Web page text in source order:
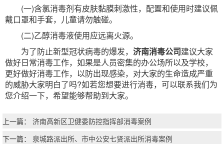
(一)含氯消毒剂有皮肤黏膜刺激性，配置和使用时建议佩
戴口罩和手套，儿童请勿触碰。
(二)乙醇消毒液使用应远离火源。
为了防止新型冠状病毒的爆发， 济南消毒公司建议大家
做好日常消毒工作，如果是人员密集的办公场所以及学校，
更好做好消毒工作，以防出现感染，对大家的生命造成严重
的威胁大家明白了吗?如若您想要进行消毒，可以联系我们为
您介绍一下，希望能够帮助到大家。
上一篇： 济南高新区卫健委防控指挥部消毒案例
下一篇： 泉城路派出所、市中公安七贤派出所消毒案例